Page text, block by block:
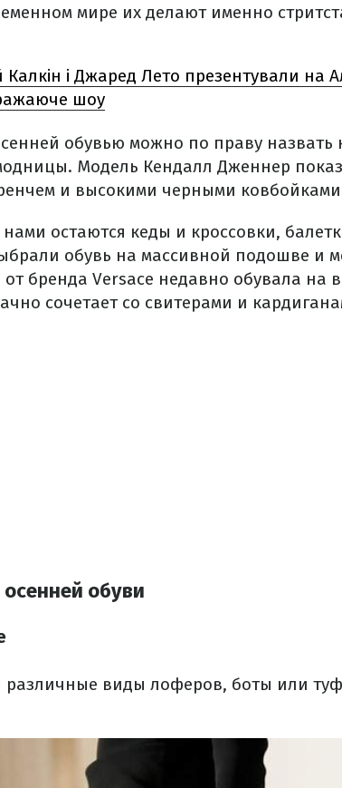
мире их делают именно
і Джаред Лето презентували на
шоу
обувью можно по праву назвать
Модель Кендалл Дженнер
и высокими черными
остаются кеды и кроссовки,
обувь на массивной подошве и
от бренда Versace недавно обувала на
сочетает со свитерами и
обуви
различные виды лоферов, боты или